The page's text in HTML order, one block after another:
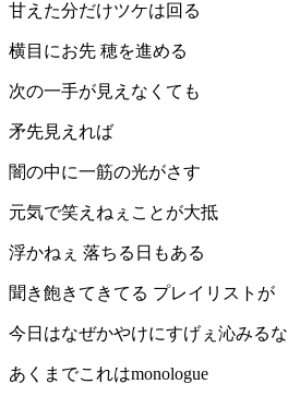
甘えた分だけツケは回る
横目にお先 穂を進める
次の一手が見えなくても
矛先見えれば
闇の中に一筋の光がさす
元気で笑えねぇことが大抵
浮かねぇ 落ちる日もある
聞き飽きてきてる プレイリストが
今日はなぜかやけにすげぇ沁みるな
あくまでこれはmonologue